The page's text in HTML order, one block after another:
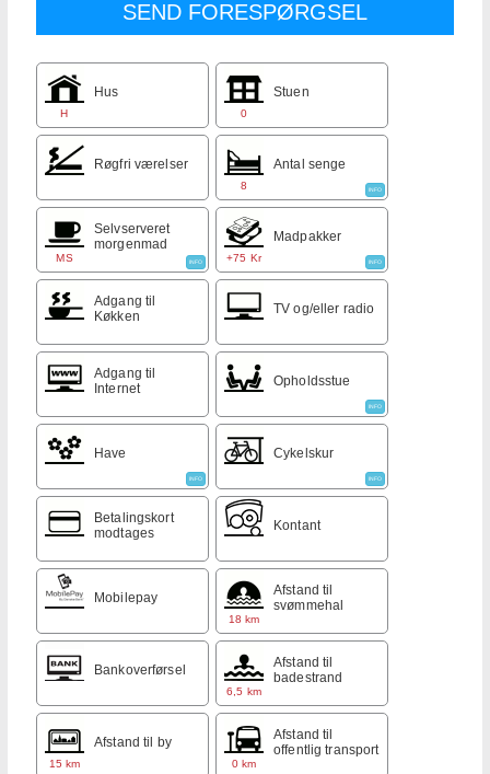
H
Hus
0
Stuen
Røgfri værelser
8
Antal senge
INFO
MS
Selvserveret
morgenmad
INFO +75 Kr
Madpakker
INFO
Adgang til
Køkken
TV og/eller radio
Adgang til
Internet
Opholdsstue
INFO
Have
INFO
Cykelskur
INFO
Betalingskort
modtages
Kontant
Mobilepay
18 km
Afstand til
svømmehal
Bankoverførsel
6,5 km
Afstand til
badestrand
15 km
Afstand til by
0 km
Afstand til
offentlig transport